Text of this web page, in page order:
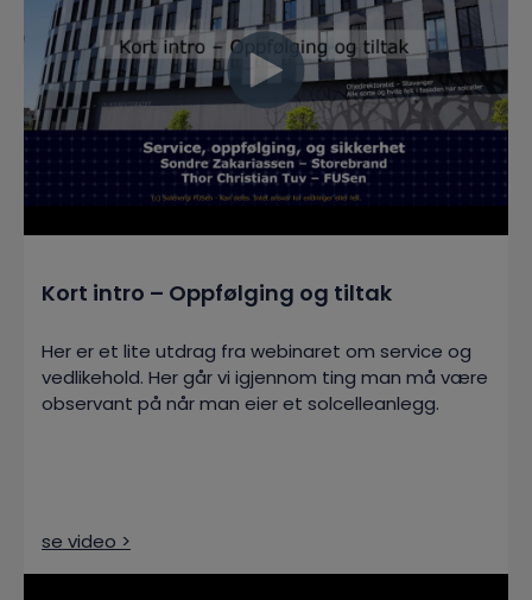
Kort intro – Oppfølging og tiltak
Her er et lite utdrag fra webinaret om service og
vedlikehold. Her går vi igjennom ting man må være
observant på når man eier et solcelleanlegg.
se video >